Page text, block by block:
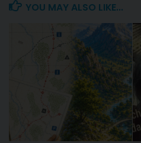
YOU MAY ALSO LIKE...